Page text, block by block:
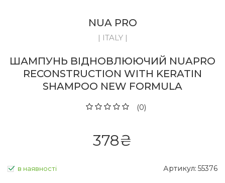
NUA PRO
| ITALY |
ШАМПУНЬ ВІДНОВЛЮЮЧИЙ NUAPRO
RECONSTRUCTION WITH KERATIN
SHAMPOO NEW FORMULA
(0)
378₴
в наявності Артикул: 55376